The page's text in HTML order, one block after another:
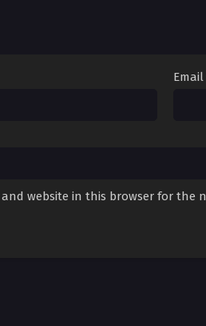
Email
and website in this browser for the